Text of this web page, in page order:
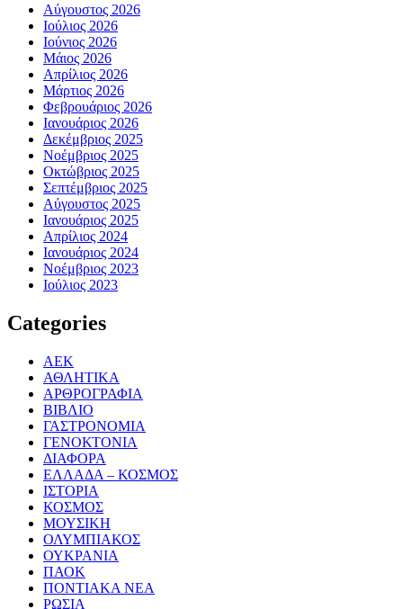
Αύγουστος 2026
Ιούλιος 2026
Ιούνιος 2026
Μάιος 2026
Απρίλιος 2026
Μάρτιος 2026
Φεβρουάριος 2026
Ιανουάριος 2026
Δεκέμβριος 2025
Νοέμβριος 2025
Οκτώβριος 2025
Σεπτέμβριος 2025
Αύγουστος 2025
Ιανουάριος 2025
Απρίλιος 2024
Ιανουάριος 2024
Νοέμβριος 2023
Ιούλιος 2023
Categories
ΑΕΚ
ΑΘΛΗΤΙΚΑ
ΑΡΘΡΟΓΡΑΦΙΑ
ΒΙΒΛΙΟ
ΓΑΣΤΡΟΝΟΜΙΑ
ΓΕΝΟΚΤΟΝΙΑ
ΔΙΑΦΟΡΑ
ΕΛΛΑΔΑ – ΚΟΣΜΟΣ
ΙΣΤΟΡΙΑ
ΚΟΣΜΟΣ
ΜΟΥΣΙΚΗ
ΟΛΥΜΠΙΑΚΟΣ
ΟΥΚΡΑΝΙΑ
ΠΑΟΚ
ΠΟΝΤΙΑΚΑ ΝΕΑ
ΡΩΣΙΑ